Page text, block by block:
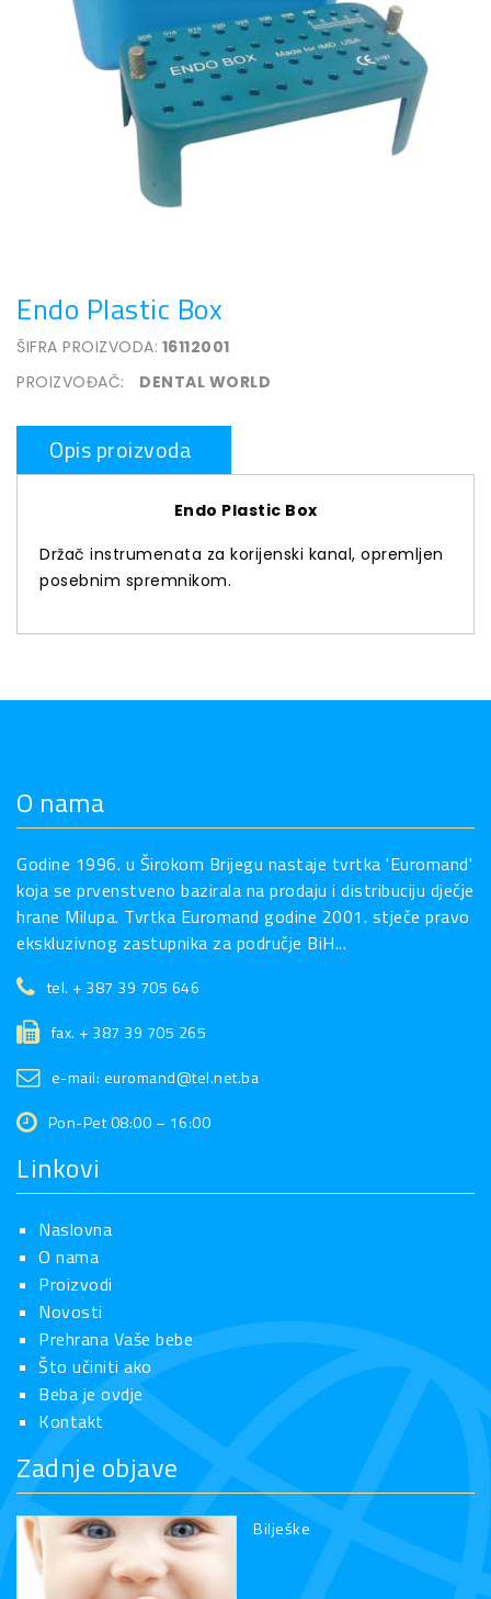
Endo Plastic Box
ŠIFRA PROIZVODA: 16112001
PROIZVOĐAČ:
DENTAL WORLD
Opis proizvoda
Endo Plastic Box
Držač instrumenata za korijenski kanal, opremljen
posebnim spremnikom.
O nama
Godine 1996. u Širokom Brijegu nastaje tvrtka 'Euromand'
koja se prvenstveno bazirala na prodaju i distribuciju dječje
hrane Milupa. Tvrtka Euromand godine 2001. stječe pravo
ekskluzivnog zastupnika za područje BiH...
tel. + 387 39 705 646
fax. + 387 39 705 265
e-mail: euromand@tel.net.ba
Pon-Pet 08:00 – 16:00
Linkovi
Naslovna
O nama
Proizvodi
Novosti
Prehrana Vaše bebe
Što učiniti ako
Beba je ovdje
Kontakt
Zadnje objave
Bilješke